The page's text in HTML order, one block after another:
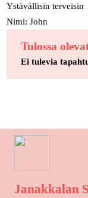
Ystävällisin terveisin
Nimi: John
Tulossa
Ei tulevia
Janakkalan